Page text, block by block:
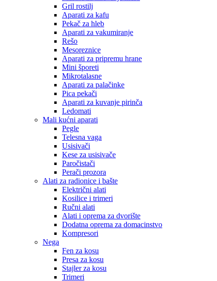
Gril rostilj
Aparati za kafu
Pekač za hleb
Aparati za vakumiranje
Rešo
Mesoreznice
Aparati za pripremu hrane
Mini šporeti
Mikrotalasne
Aparati za palačinke
Pica pekači
Aparati za kuvanje pirinča
Ledomati
Mali kućni aparati
Pegle
Telesna vaga
Usisivači
Kese za usisivače
Paročistači
Perači prozora
Alati za radionice i bašte
Električni alati
Kosilice i trimeri
Ručni alati
Alati i oprema za dvorište
Dodatna oprema za domacinstvo
Kompresori
Nega
Fen za kosu
Presa za kosu
Stajler za kosu
Trimeri